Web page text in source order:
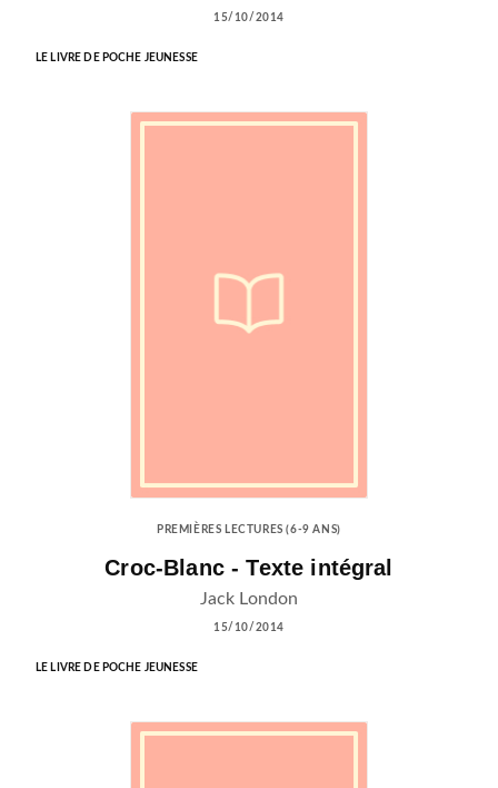
15/10/2014
LE LIVRE DE POCHE JEUNESSE
PREMIÈRES LECTURES (6-9 ANS)
Croc-Blanc - Texte intégral
Jack London
15/10/2014
LE LIVRE DE POCHE JEUNESSE